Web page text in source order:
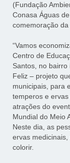
(Fundação
Conasa Águas
comemoração
“Vamos
Centro de
Santos, no
Feliz – projeto
municipais, para
temperos e
atrações do
Mundial do Meio
Neste dia, as
ervas
colorir.